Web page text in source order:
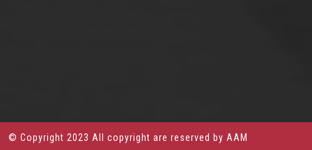
© Copyright 2023 All copyright are reserved by AAM